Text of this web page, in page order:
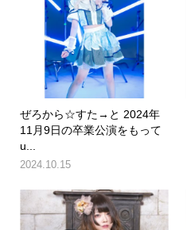
ぜろから☆すた→と 2024年
11月9日の卒業公演をもって
u...
2024.10.15